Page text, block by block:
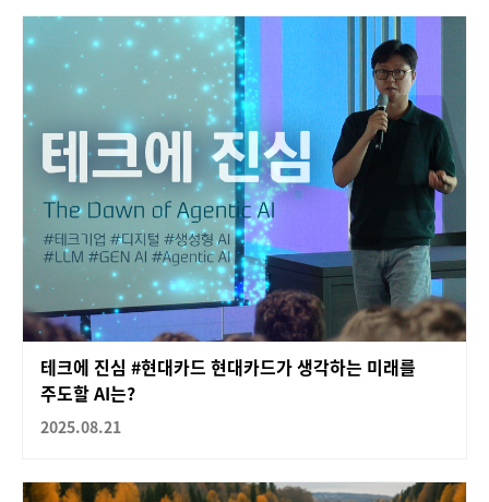
테크에 진심 #현대카드 현대카드가 생각하는 미래를
주도할 AI는?
2025.08.21